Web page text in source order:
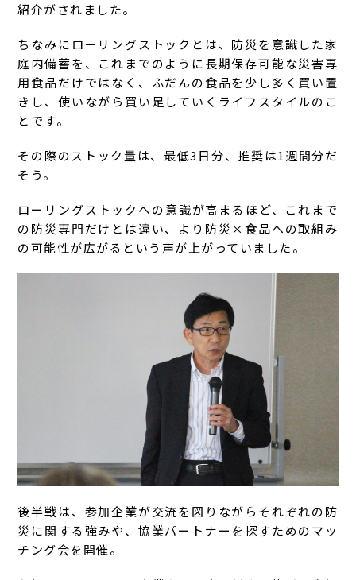
紹介がされました。
ちなみにローリングストックとは、防災を意識した家
庭内備蓄を、これまでのように長期保存可能な災害専
用食品だけではなく、ふだんの食品を少し多く買い置
きし、使いながら買い足していくライフスタイルのこ
とです。
その際のストック量は、最低3日分、推奨は1週間分だ
そう。
ローリングストックへの意識が高まるほど、これまで
の防災専門だけとは違い、より防災×食品への取組み
の可能性が広がるという声が上がっていました。
後半戦は、参加企業が交流を図りながらそれぞれの防
災に関する強みや、協業パートナーを探すためのマッ
チング会を開催。